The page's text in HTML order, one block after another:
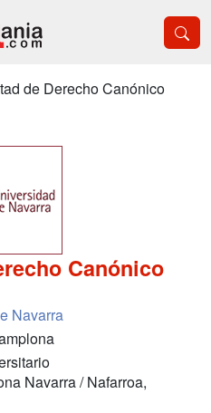
de Derecho Canónico
Canónico
Navarra
Navarra / Nafarroa,